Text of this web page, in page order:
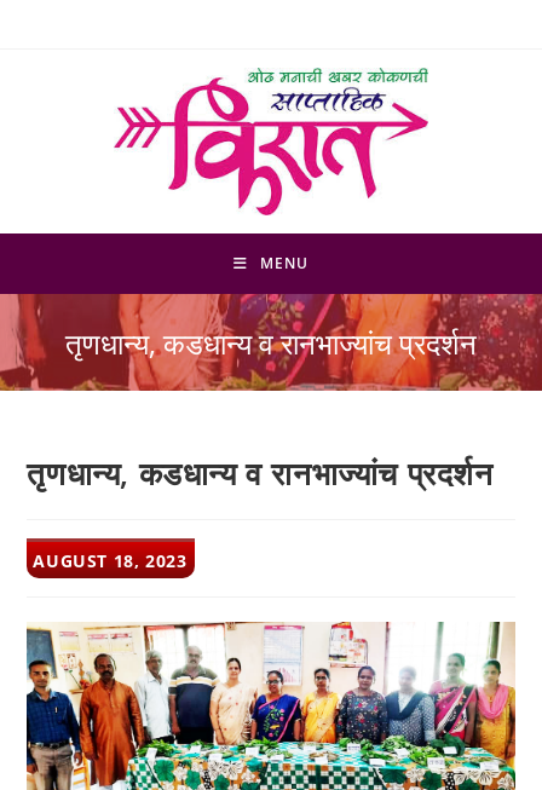
MENU
तृणधान्य, कडधान्य व रानभाज्यांच प्रदर्शन
तृणधान्य, कडधान्य व रानभाज्यांच प्रदर्शन
POST
PUBLISHED:
AUGUST 18, 2023